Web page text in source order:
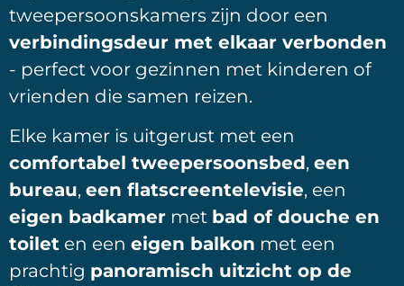
tweepersoonskamers zijn door een
verbindingsdeur met elkaar verbonden
- perfect voor gezinnen met kinderen of
vrienden die samen reizen.
Elke kamer is uitgerust met een
comfortabel tweepersoonsbed, een
bureau, een flatscreentelevisie, een
eigen badkamer met bad of douche en
toilet en een eigen balkon met een
prachtig panoramisch uitzicht op de